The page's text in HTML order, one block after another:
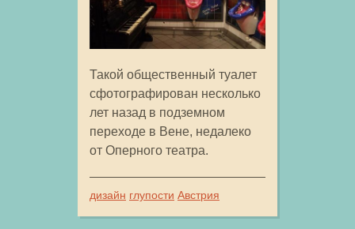
Такой общественный туалет
сфотографирован несколько
лет назад в подземном
переходе в Вене, недалеко
от Оперного театра.
дизайн глупости Австрия